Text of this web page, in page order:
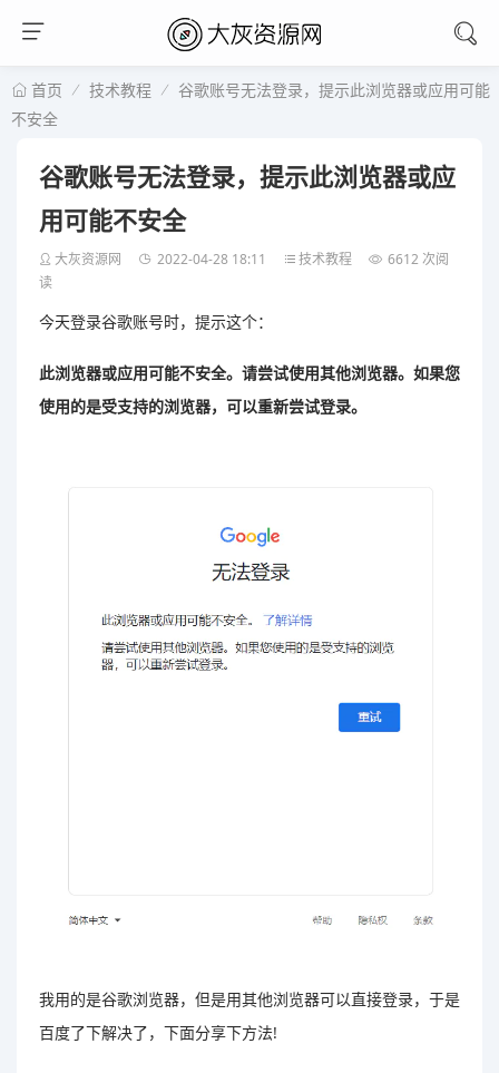
首页 技术教程
谷歌账号无法登录，提示此浏览器或应用可能
不安全
谷歌账号无法登录，提示此浏览器或应
用可能不安全
大灰资源网 2022-04-28 18:11 技术教程
6612 次阅
读
今天登录谷歌账号时，提示这个：
此浏览器或应用可能不安全。请尝试使用其他浏览器。如果您
使用的是受支持的浏览器，可以重新尝试登录。
我用的是谷歌浏览器，但是用其他浏览器可以直接登录，于是
百度了下解决了，下面分享下方法!